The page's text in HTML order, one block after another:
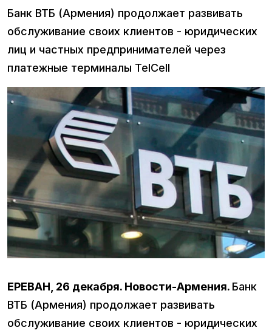
Банк ВТБ (Армения) продолжает развивать
обслуживание своих клиентов - юридических
лиц и частных предпринимателей через
платежные терминалы TelCell
ЕРЕВАН, 26 декабря. Новости-Армения. Банк
ВТБ (Армения) продолжает развивать
обслуживание своих клиентов - юридических